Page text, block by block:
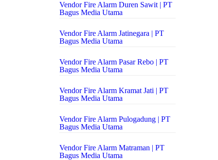
Vendor Fire Alarm Duren Sawit | PT
Bagus Media Utama
Vendor Fire Alarm Jatinegara | PT
Bagus Media Utama
Vendor Fire Alarm Pasar Rebo | PT
Bagus Media Utama
Vendor Fire Alarm Kramat Jati | PT
Bagus Media Utama
Vendor Fire Alarm Pulogadung | PT
Bagus Media Utama
Vendor Fire Alarm Matraman | PT
Bagus Media Utama